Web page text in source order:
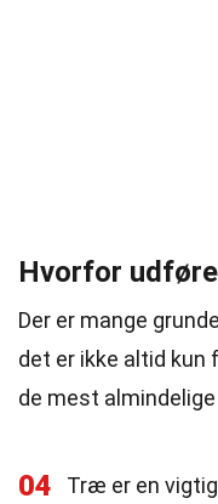
Hvorfor
Der er mange
det er ikke altid
de mest
04
Træ er en